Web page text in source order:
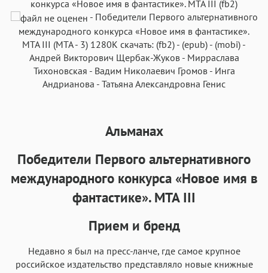
Аа
Roboto
Аа
Garamond
Аа
Fira Sans
Аа
Times
Аа
Helvetica Neue Arial Georgia Times New Roman
Аа Аа
Courier New
Аа
Menlo
Аа
конкурса «Новое имя в фантастике». МТА III (fb2)
- Победители Первого альтернативного
международного конкурса «Новое имя в фантастике».
МТА III (МТА- 3) 1280K скачать: (fb2) - (epub) - (mobi) -
Андрей Викторович Щербак-Жуков- Мирраслава
Тихоновская - Вадим Николаевич Громов- Инга
Андрианова - Татьяна Александровна Генис
Альманах
Победители Первого альтернативного
международного конкурса «Новое имя в
фантастике». МТА III
Прием и бренд
Недавно я был на пресс-ланче, где самое крупное
российское издательство представляло новые книжные